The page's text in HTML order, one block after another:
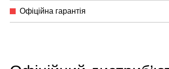
Офіційна гарантія